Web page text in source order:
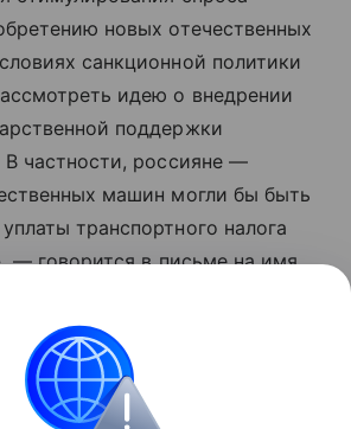
новых отечественных
санкционной политики
идею о внедрении
поддержки
В частности, россияне —
машин могли бы быть
транспортного налога
— говорится в письме на имя